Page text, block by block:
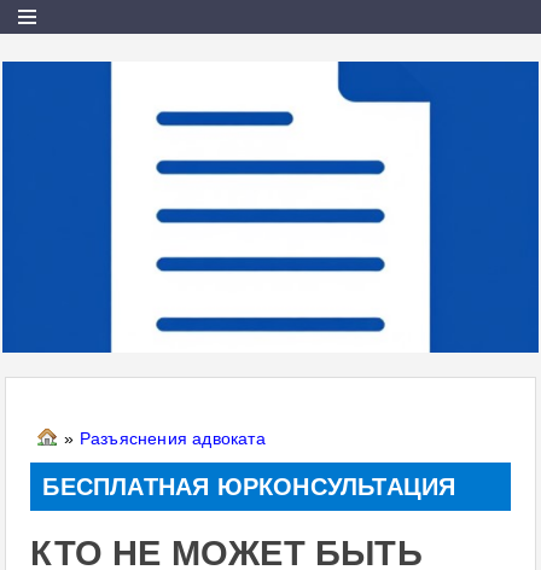
» Разъяснения адвоката
БЕСПЛАТНАЯ ЮРКОНСУЛЬТАЦИЯ
КТО НЕ МОЖЕТ БЫТЬ